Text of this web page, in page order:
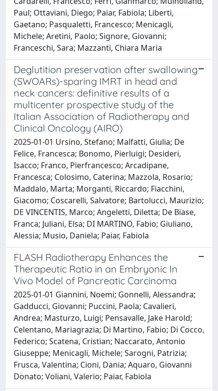
Paul; Ottaviani, Diego; Paiar, Fabiola; Liberti,
Gaetano; Pasqualetti, Francesco; Menicagli,
Michele; Aretini, Paolo; Signore, Giovanni;
Franceschi, Sara; Mazzanti, Chiara Maria
Deglutition preservation after swallowing
(SWOARs)-sparing IMRT in head and
neck cancers: definitive results of a
multicenter prospective study of the
Italian Association of Radiotherapy and
Clinical Oncology (AIRO)
2025-01-01 Ursino, Stefano; Malfatti, Giulia; De
Felice, Francesca; Bonomo, Pierluigi; Desideri,
Isacco; Franco, Pierfrancesco; Arcadipane,
Francesca; Colosimo, Caterina; Mazzola, Rosario;
Maddalo, Marta; Morganti, Riccardo; Fiacchini,
Giacomo; Coscarelli, Salvatore; Bartolucci, Maurizio;
DE VINCENTIS, Marco; Angeletti, Diletta; De Biase,
Franca; Juliani, Elsa; DI MARTINO, Fabio; Giuliano,
Alessia; Musio, Daniela; Paiar, Fabiola
FLASH Radiotherapy Enhances the
Therapeutic Ratio in an Embryonic In
Vivo Model of Pancreatic Carcinoma
2025-01-01 Giannini, Noemi; Gonnelli, Alessandra;
Gadducci, Giovanni; Puccini, Paola; Cavalieri,
Andrea; Masturzo, Luigi; Pensavalle, Jake Harold;
Celentano, Mariagrazia; Di Martino, Fabio; Di Cocco,
Federico; Scatena, Cristian; Naccarato, Antonio
Giuseppe; Menicagli, Michele; Sarogni, Patrizia;
Frusca, Valentina; Cioni, Dania; Aquaro, Giovanni
Donato; Voliani, Valerio; Paiar, Fabiola